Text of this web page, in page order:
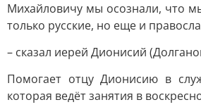
Михайловичу мы осознали, что
только русские, но еще и
– сказал иерей Дионисий
Помогает отцу Дионисию в
которая ведёт занятия в